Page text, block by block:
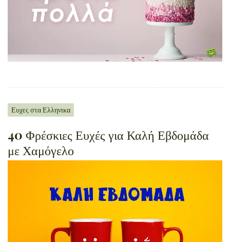
Ευχες στα Ελληνικα
40 Φρέσκιες Ευχές για Καλή Εβδομάδα
με Χαμόγελο